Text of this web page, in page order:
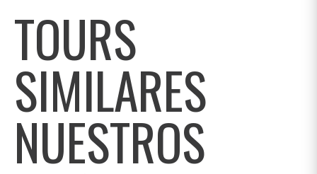
TOURS
SIMILARES
NUESTROS